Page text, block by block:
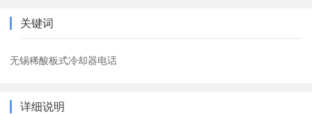
关键词
无锡稀酸板式冷却器电话
详细说明